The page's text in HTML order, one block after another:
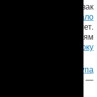
конца марта Омрузак
а в июне
стало
на 20 лет.
по каким обвинениям
к длительному сроку
сердечного приступа
Умаркулиева —